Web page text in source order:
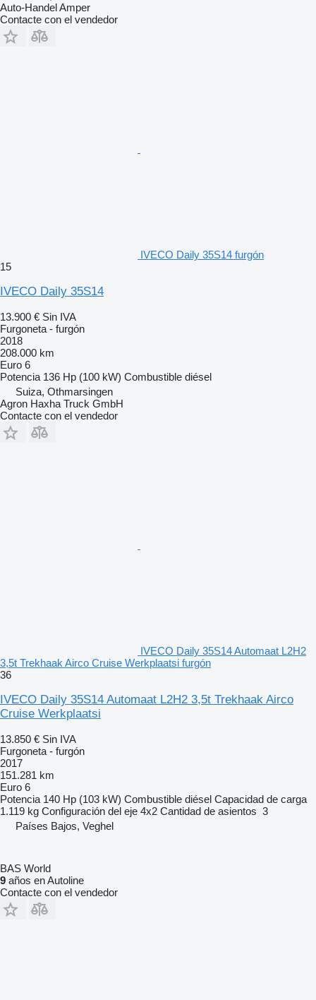
Auto-Handel Amper
Contacte con el vendedor
IVECO Daily 35S14 furgón
15
IVECO Daily 35S14
13.900 € Sin IVA
Furgoneta - furgón
2018
208.000 km
Euro 6
Potencia 136 Hp (100 kW) Combustible diésel
Suiza, Othmarsingen
Agron Haxha Truck GmbH
Contacte con el vendedor
IVECO Daily 35S14 Automaat L2H2
3,5t Trekhaak Airco Cruise Werkplaatsi furgón
36
IVECO Daily 35S14 Automaat L2H2 3,5t Trekhaak Airco
Cruise Werkplaatsi
13.850 € Sin IVA
Furgoneta - furgón
2017
151.281 km
Euro 6
Potencia 140 Hp (103 kW) Combustible diésel Capacidad de carga
1.119 kg Configuración del eje 4x2 Cantidad de asientos 3
Países Bajos, Veghel
BAS World
9 años en Autoline
Contacte con el vendedor